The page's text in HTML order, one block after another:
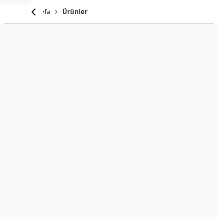
Anasayfa Ürünler